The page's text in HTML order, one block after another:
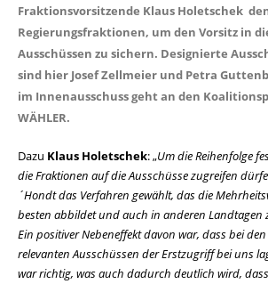
Fraktionsvorsitzende Klaus Holetschek
Regierungsfraktionen, um den Vorsitz in
Ausschüssen zu sichern. Designierte
sind hier Josef Zellmeier und Petra
im Innenausschuss geht an den
WÄHLER.
Dazu Klaus Holetschek:Um die Reihenfolge
die Fraktionen auf die Ausschüsse zugreifen
´Hondt das Verfahren gewählt, das die
besten abbildet und auch in anderen Landtagen
Ein positiver Nebeneffekt davon war, dass bei
relevanten Ausschüssen der Erstzugriff bei uns
war richtig, was auch dadurch deutlich wird,